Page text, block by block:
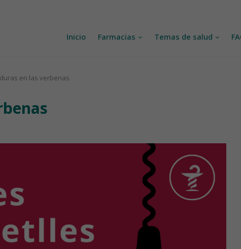
Inicio Farmacias Temas de salud
en las verbenas